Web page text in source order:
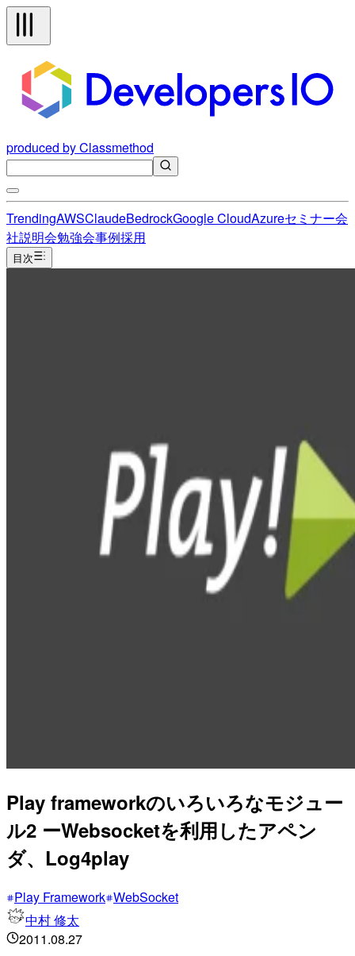
produced by Classmethod
TrendingAWSClaudeBedrockGoogle CloudAzureセミナー会
社説明会勉強会事例採用
目次
Play frameworkのいろいろなモジュー
ル2 ーWebsocketを利用したアペン
ダ、Log4play
Play Framework WebSocket
中村 修太
2011.08.27